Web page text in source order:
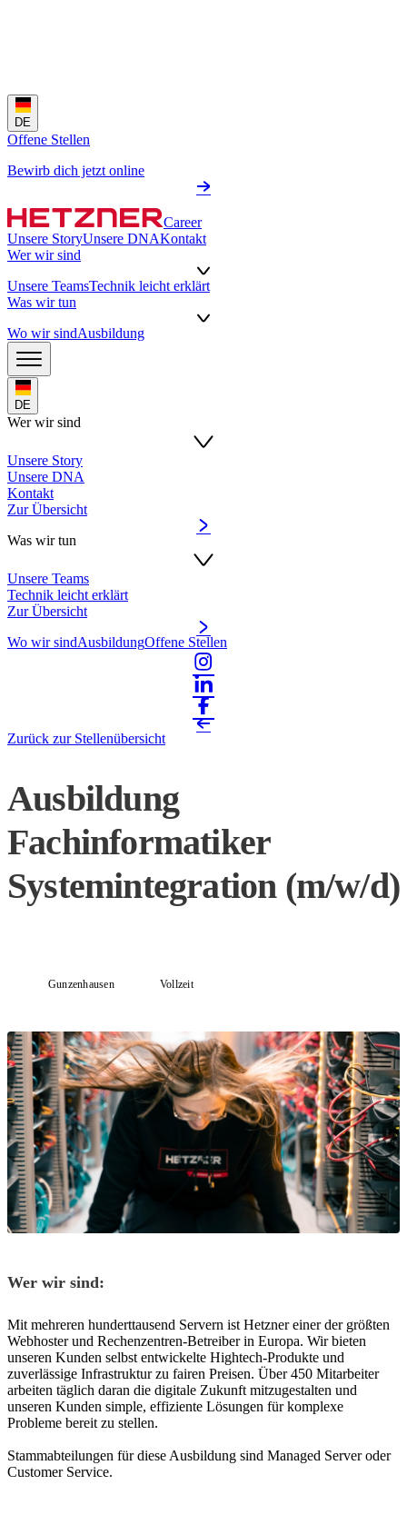
DE
Offene Stellen
Bewirb dich jetzt online
Career
Unsere StoryUnsere DNAKontakt
Wer wir sind
Unsere TeamsTechnik leicht erklärt
Was wir tun
Wo wir sindAusbildung
DE
Wer wir sind
Unsere Story
Unsere DNA
Kontakt
Zur Übersicht
Was wir tun
Unsere Teams
Technik leicht erklärt
Zur Übersicht
Wo wir sindAusbildungOffene Stellen
Zurück zur Stellenübersicht
Ausbildung
Fachinformatiker
Systemintegration (m/w/d)
Gunzenhausen Vollzeit
Wer wir sind:
Mit mehreren hunderttausend Servern ist Hetzner einer der größten
Webhoster und Rechenzentren-Betreiber in Europa. Wir bieten
unseren Kunden selbst entwickelte Hightech-Produkte und
zuverlässige Infrastruktur zu fairen Preisen. Über 450 Mitarbeiter
arbeiten täglich daran die digitale Zukunft mitzugestalten und
unseren Kunden simple, effiziente Lösungen für komplexe
Probleme bereit zu stellen.
Stammabteilungen für diese Ausbildung sind Managed Server oder
Customer Service.